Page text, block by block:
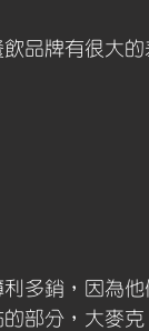
品牌有很大
多銷，因為
部分，大麥